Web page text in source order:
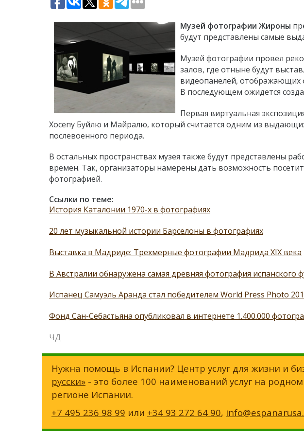
Музей фотографии Жироны
будут представлены самые
Музей фотографии провел
залов, где отныне будут
видеопанелей, отображающих
В последующем ожидется
Первая виртуальная
Хосепу Буйлю и Майралю, который считается одним из
послевоенного периода.
В остальных пространствах музея также будут представлены
времен. Так, организаторы намерены дать возможность
фотографией.
Ссылки по теме:
История Каталонии 1970-х в фотографиях
20 лет музыкальной истории Барселоны в фотографиях
Выставка в Мадриде: Трехмерные фотографии Мадрида XIX века
В Австралии обнаружена самая древняя фотография испанского
Испанец Самуэль Аранда стал победителем World Press Photo
Фонд Сан-Себастьяна опубликовал в интернете 1.400.000
ЧД
Нужна помощь в Испании? Центр услуг для жизни и
русски» - это более 100 наименований услуг на
регионе Испании.
+7 495 236 98 99 или +34 93 272 64 90,